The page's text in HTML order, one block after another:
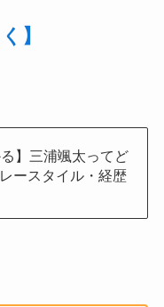
】
る】三浦颯太ってど
ースタイル・経歴